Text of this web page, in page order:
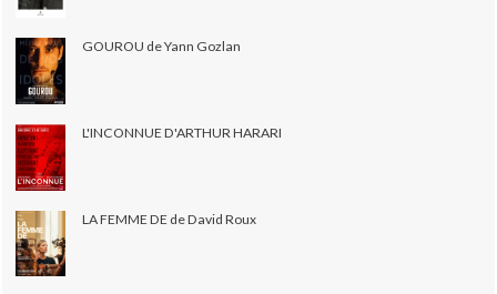
GOUROU de Yann Gozlan
L'INCONNUE D'ARTHUR HARARI
LA FEMME DE de David Roux